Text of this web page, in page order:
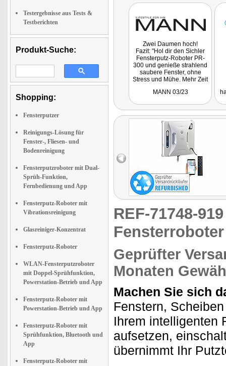
Testergebnisse aus Tests &
Testberichten
Produkt-Suche:
Shopping:
Fensterputzer
Reinigungs-Lösung für
Fenster-, Fliesen- und
Bodenreinigung
Fensterputzroboter mit Dual-
Sprüh-Funktion,
Fernbedienung und App
Fensterputz-Roboter mit
Vibrationsreinigung
Glasreiniger-Konzentrat
Fensterputz-Roboter
WLAN-Fensterputzroboter
mit Doppel-Sprühfunktion,
Powerstation-Betrieb und App
Fensterputz-Roboter mit
Powerstation-Betrieb und App
Fensterputz-Roboter mit
Sprühfunktion, Bluetooth und
App
Fensterputz-Roboter mit
Zwei Daumen hoch!
Fazit: "Hol dir den Sichler
Fensterputz-Roboter PR-
300 und genieße strahlend
saubere Fenster, ohne
Stress und Mühe. Mehr Zeit
Leben!"
MANN 03/23
REF-71748-
Geprüfter
Monaten
Machen Sie sich
Fenstern,
Ihrem intelligenten
aufsetzen,
übernimmt Ihr